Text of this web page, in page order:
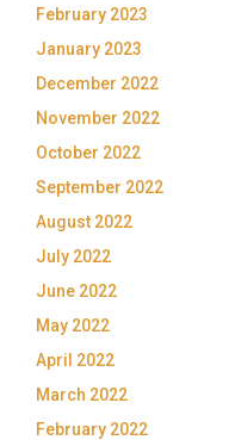
February 2023
January 2023
December 2022
November 2022
October 2022
September 2022
August 2022
July 2022
June 2022
May 2022
April 2022
March 2022
February 2022